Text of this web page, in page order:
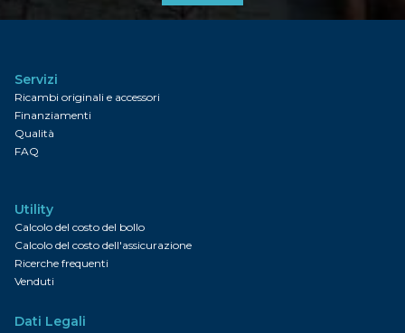
Servizi
Ricambi originali e accessori
Finanziamenti
Qualità
FAQ
Utility
Calcolo del costo del bollo
Calcolo del costo dell'assicurazione
Ricerche frequenti
Venduti
Dati Legali